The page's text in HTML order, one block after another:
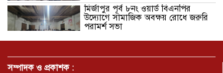
মির্জাপুর পূর্ব ৮নং ওয়ার্ড বিএনপির
উদ্যোগে সামাজিক অবক্ষয় রোধে জরুরি
পরামর্শ সভা
ভ্রমণ কাহিনী: পদ্মা পারে আনন্দ ভ্রমণ –
সম্পাদক ও প্রকাশক :